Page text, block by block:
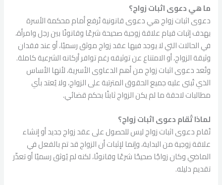
ما هي دعوى اثبات زواج؟
دعوى اثبات زواج هي دعوى قانونية تُرفع أمام محكمة الأسرة
بهدف إثبات قيام علاقة زوجية صحيحة شرعًا وقانونًا بين رجل وامرأة،
في الحالات التي لا يوجد فيها عقد زواج موثق رسميًا، أو عند فقدان
وثيقة الزواج، أو الامتناع عن توثيقه رغم توافر أركانه الشرعية كاملة.
وتُعد دعوى اثبات زواج من أهم الدعاوى الأسرية، لأنها الأساس
الذي تُبنى عليه جميع الحقوق المترتبة على الزواج، ولا يُعتد بأي
مطالبات لاحقة ما لم يكن الزواج ثابتًا بحكم قضائي.
لماذا تُقام دعوى اثبات زواج؟
تُقام دعوى اثبات زواج ليس للحصول على عقد زواج جديد أو إنشاء
علاقة زوجية من البداية، وإنما لإثبات أن الزواج قد تم بالفعل في
الماضي وكان زواجًا صحيحًا شرعًا وقانونًا، لكنه لم يُوثق رسميًا أو تعذّر
تقديم دليله.